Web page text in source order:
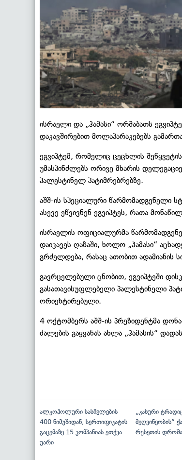
ისრაელი და „ჰამასი“ ორშაბათს
დაკავშირებით მოლაპარაკებებს
ეგვიპტემ, რომელიც ცეცხლის
უმასპინძლებს ორივე მხარის
პალესტინელ პატიმრებრებზე.
აშშ-ის სპეციალური წარმომადგენელი
ასევე ეწვივნენ ეგვიპტეს, რათა
ისრაელის ოფიციალურმა
დაიკავეს ღაზაში, ხოლო „ჰამასი“
გრძელდება, რასაც ათობით ადამიანის
გავრცელებული ცნობით, ეგვიპტეში
გასათავისუფლებელი პალესტინელი
ორიენტირებული.
4 ოქტომბერს აშშ-ის პრეზიდენტმა
ძალების გაყვანას ახლა „ჰამასის“
ალკოჰოლური სასმელების
400 ნიმუშიდან, სერთიფიკატის
გაცემაზე 15 კომპანიას ეთქვა
უარი
„კახური
მეღვინეობის“
რუსეთის